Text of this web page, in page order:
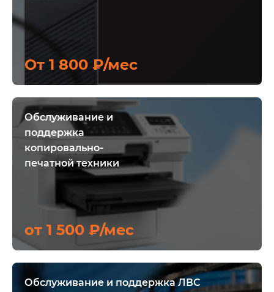
От 1 800 ₽/мес
Обслуживание и
поддержка
копировально-
печатной техники
от 1 500 ₽/мес
Обслуживание и поддержка ЛВС